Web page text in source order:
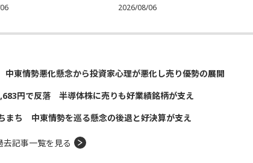
2026/08/06
中東情勢悪化懸念から投資家心理が悪化し売り優勢の展開
円で反落 半導体株に売りも好業績銘柄が支え
まち 中東情勢を巡る懸念の後退と好決算が支え
去記事一覧を見る